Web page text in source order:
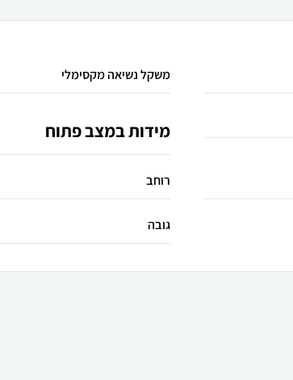
משקל נשיאה מקסימלי
מידות במצב פתוח
רוחב
גובה